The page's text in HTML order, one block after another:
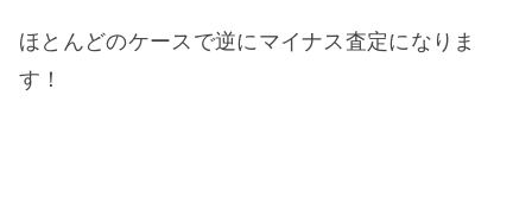
ほとんどのケースで逆にマイナス査定になりま
す！